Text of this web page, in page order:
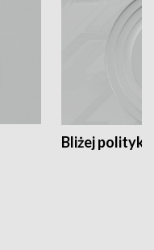
Bliżej polityki